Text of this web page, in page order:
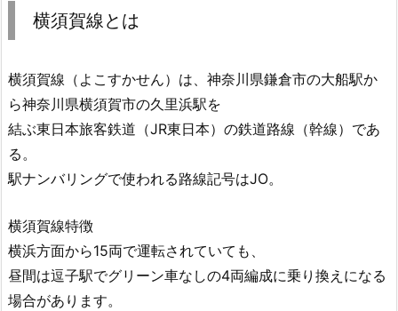
横須賀線とは
横須賀線（よこすかせん）は、神奈川県鎌倉市の大船駅か
ら神奈川県横須賀市の久里浜駅を
結ぶ東日本旅客鉄道（JR東日本）の鉄道路線（幹線）であ
る。
駅ナンバリングで使われる路線記号はJO。
横須賀線特徴
横浜方面から15両で運転されていても、
昼間は逗子駅でグリーン車なしの4両編成に乗り換えになる
場合があります。